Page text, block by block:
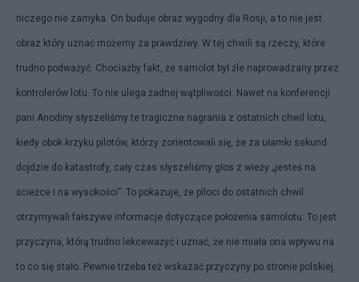
niczego nie zamyka. On buduje obraz wygodny dla Rosji, a to nie jest
obraz który uznać możemy za prawdziwy. W tej chwili są rzeczy, które
trudno podważyć. Chociażby fakt, że samolot był źle naprowadzany przez
kontrolerów lotu. To nie ulega żadnej wątpliwości. Nawet na konferencji
pani Anodiny słyszeliśmy te tragiczne nagrania z ostatnich chwil lotu,
kiedy obok krzyku pilotów, którzy zorientowali się, że za ułamki sekund
dojdzie do katastrofy, cały czas słyszeliśmy głos z wieży „jesteś na
ścieżce i na wysokości”. To pokazuje, że piloci do ostatnich chwil
otrzymywali fałszywe informacje dotyczące położenia samolotu. To jest
przyczyna, którą trudno lekceważyć i uznać, że nie miała ona wpływu na
to co się stało. Pewnie trzeba też wskazać przyczyny po stronie polskiej.